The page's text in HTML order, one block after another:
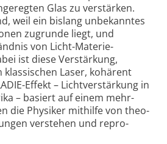
Glas zu verstärken.
weil ein bislang unbekanntes
zugrunde liegt, und
von Licht-Materie-
ist diese Verstärkung,
Laser, kohärent
Effekt – Licht­verstärkung in
– basiert auf einem mehr­
die Physiker mithilfe von theo­
verstehen und repro­